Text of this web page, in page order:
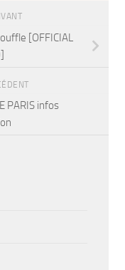
[OFFICIAL
PARIS infos